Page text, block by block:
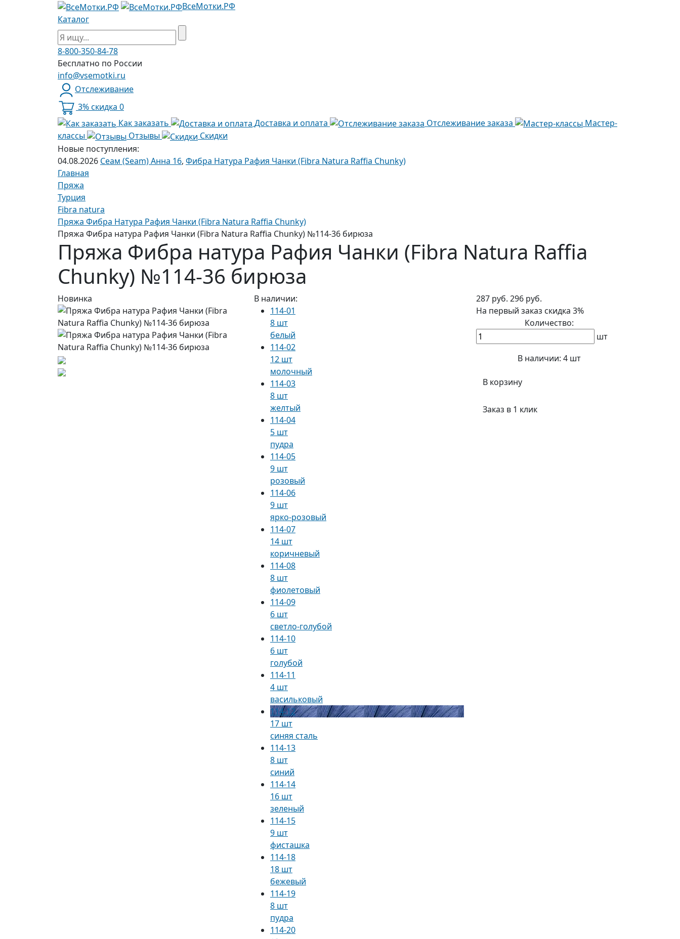
ВсеМотки.РФ
Каталог
8-800-350-84-78
Бесплатно по России
info@vsemotki.ru
Отслеживание
3% скидка 0
Как заказать
Доставка и оплата Отслеживание заказа
Мастер-
классы
Отзывы
Скидки
Новые поступления:
04.08.2026 Сеам (Seam) Анна 16, Фибра Натура Рафия Чанки (Fibra Natura Raffia Chunky)
Главная
Пряжа
Турция
Fibra natura
Пряжа Фибра Натура Рафия Чанки (Fibra Natura Raffia Chunky)
Пряжа Фибра натура Рафия Чанки (Fibra Natura Raffia Chunky) №114-36 бирюза
Пряжа Фибра натура Рафия Чанки (Fibra Natura Raffia
Chunky) №114-36 бирюза
Новинка
В наличии:
114-01
8 шт
белый
114-02
12 шт
молочный
114-03
8 шт
желтый
114-04
5 шт
пудра
114-05
9 шт
розовый
114-06
9 шт
ярко-розовый
114-07
14 шт
коричневый
114-08
8 шт
фиолетовый
114-09
6 шт
светло-голубой
114-10
6 шт
голубой
114-11
4 шт
васильковый
114-12
17 шт
синяя сталь
114-13
8 шт
синий
114-14
16 шт
зеленый
114-15
9 шт
фисташка
114-18
18 шт
бежевый
114-19
8 шт
пудра
114-20
287 руб. 296 руб.
На первый заказ скидка 3%
Количество:
шт
В наличии: 4 шт
В корзину
Заказ в 1 клик